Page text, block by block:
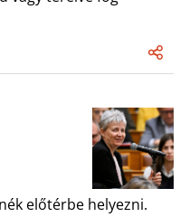
előtérbe helyezni.